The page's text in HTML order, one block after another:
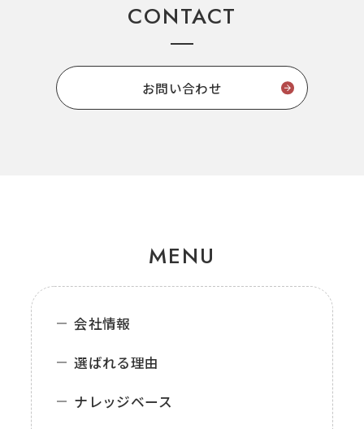
CONTACT
お問い合わせ
MENU
会社情報
選ばれる理由
ナレッジベース